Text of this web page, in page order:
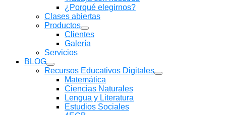
submenú
¿Porqué elegirnos?
Clases abiertas
Productos
Mostrar
submenú
Clientes
Galería
Servicios
BLOG
Mostrar
submenú
Recursos Educativos Digitales
Mostrar
Matemática
Ciencias Naturales
Lengua y Literatura
Estudios Sociales